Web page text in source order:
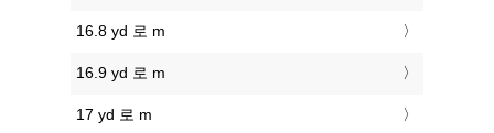
16.8 yd 로 m
16.9 yd 로 m
17 yd 로 m